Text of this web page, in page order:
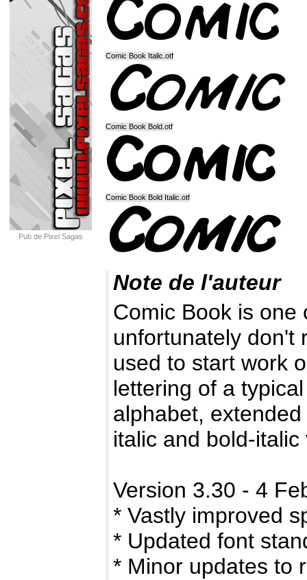
Pub de Pixel Sagas
Comic Book Italic.otf
Comic Book Bold.otf
Comic Book Bold Italic.otf
Note de l'auteur
Comic Book is one
unfortunately don't
used to start work
lettering of a
alphabet,
italic and bold-italic
Version 3.30 - 4
* Vastly improved
* Updated font
* Minor updates to